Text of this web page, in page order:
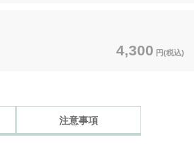
4,300 円(税込)
注意事項